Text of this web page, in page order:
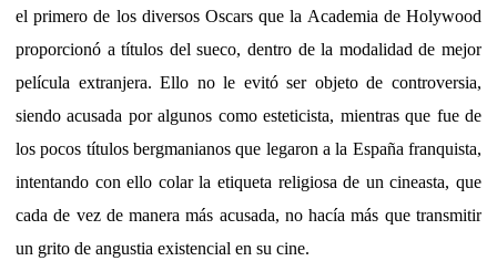
el primero de los diversos Oscars que la Academia de Holywood
proporcionó a títulos del sueco, dentro de la modalidad de mejor
película extranjera. Ello no le evitó ser objeto de controversia,
siendo acusada por algunos como esteticista, mientras que fue de
los pocos títulos bergmanianos que legaron a la España franquista,
intentando con ello colar la etiqueta religiosa de un cineasta, que
cada de vez de manera más acusada, no hacía más que transmitir
un grito de angustia existencial en su cine.